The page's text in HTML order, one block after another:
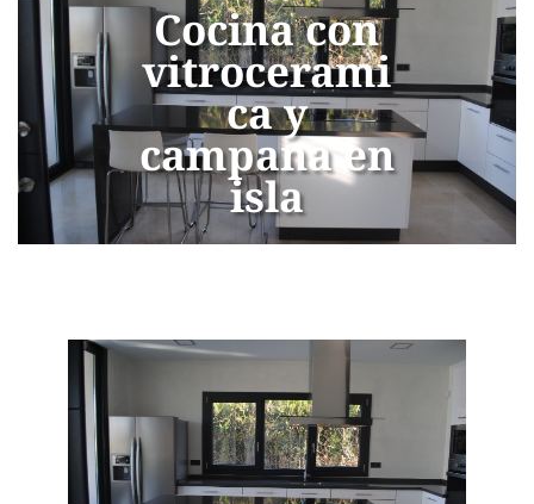
Cocina con
vitrocerami
ca y
campana en
isla